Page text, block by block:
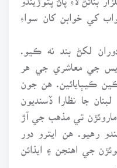
کي خوابن کان سواءِ
لکڻ بند نه ڪيو.
جي معاشري جي هر
ڪيٻايائين. هن جون
جا نظارا ڏسنديون
تي مذهب جي آڙ
رهيو. هن ايترو دور
جي اهنجن ۽ ايذائن